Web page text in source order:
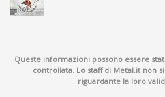
Queste informazioni possono essere
controllata. Lo staff di Metal.it non
riguardante la loro